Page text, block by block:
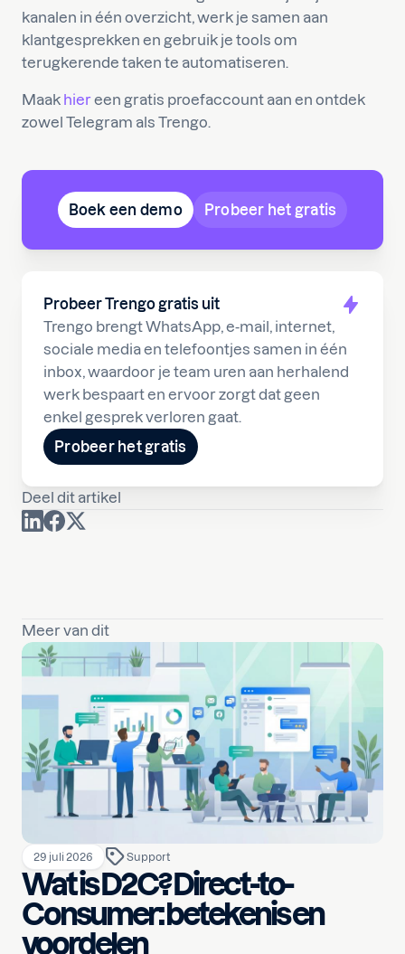
Probeer Trengo gratis uit
Trengo brengt WhatsApp, e-mail, internet,
sociale media en telefoontjes samen in één
inbox, waardoor je team uren aan herhalend
werk bespaart en ervoor zorgt dat geen
enkel gesprek verloren gaat.
Probeer het gratis
Deel dit artikel
kanalen in één overzicht, werk je samen aan
klantgesprekken en gebruik je tools om
terugkerende taken te automatiseren.
Maak hiereen gratis proefaccount aan en ontdek
zowel Telegram als Trengo.
Boek een demo Probeer het gratis
Meer van dit
29 juli 2026 Support
Wat is D2C? Direct-to-
Consumer: betekenis en
voordelen